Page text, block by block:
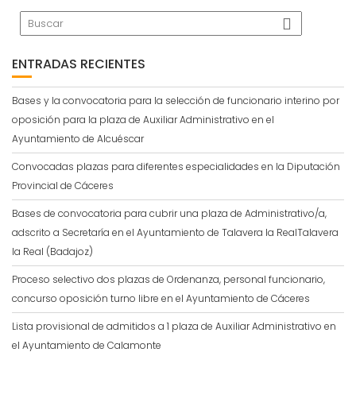
ENTRADAS RECIENTES
Bases y la convocatoria para la selección de funcionario interino por
oposición para la plaza de Auxiliar Administrativo en el
Ayuntamiento de Alcuéscar
Convocadas plazas para diferentes especialidades en la Diputación
Provincial de Cáceres
Bases de convocatoria para cubrir una plaza de Administrativo/a,
adscrito a Secretaría en el Ayuntamiento de Talavera la RealTalavera
la Real (Badajoz)
Proceso selectivo dos plazas de Ordenanza, personal funcionario,
concurso oposición turno libre en el Ayuntamiento de Cáceres
Lista provisional de admitidos a 1 plaza de Auxiliar Administrativo en
el Ayuntamiento de Calamonte